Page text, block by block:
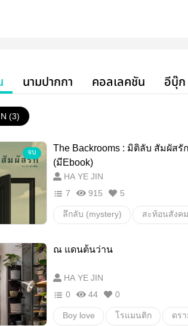
นามปากกา คอลเลคชัน อีบุ๊ก
(3)
จบ
The Backrooms : มิติลับ สัมผัสรัก
(มีEbook)
HA YE JIN
7
915 5
ลึกลับ (mystery) สะท้อนสังคม
เสียดสีสังคม
Y สัตว์ประหลาด
ณ แดนต้นว่าน
HA YE JIN
0
44 0
Boy love โรแมนติก ดร